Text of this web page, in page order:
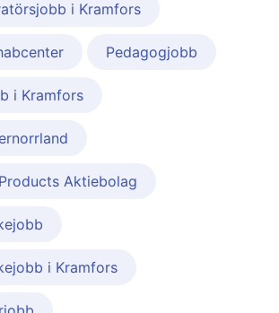
i Kramfors
Pedagogjobb
i Kramfors
Aktiebolag
i Kramfors